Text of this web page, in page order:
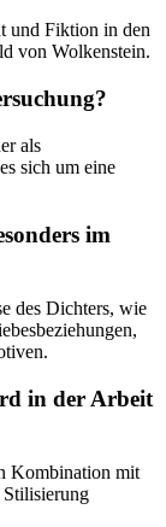
und Fiktion in den
von Wolkenstein.
als
sich um eine
im
des Dichters, wie
in der Arbeit
Kombination mit